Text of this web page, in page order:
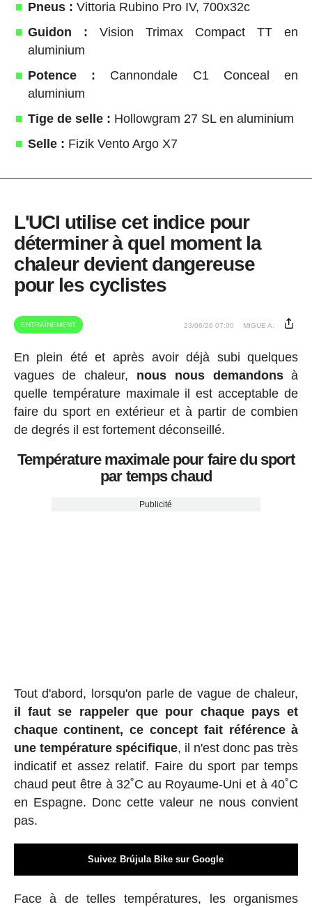
Pneus : Vittoria Rubino Pro IV, 700x32c
Guidon : Vision Trimax Compact TT en
aluminium
Potence : Cannondale C1 Conceal en
aluminium
Tige de selle : Hollowgram 27 SL en aluminium
Selle : Fizik Vento Argo X7
L'UCI utilise cet indice pour
déterminer à quel moment la
chaleur devient dangereuse
pour les cyclistes
ENTRAÎNEMENT 23/06/26 07:00 MIGUE A.
En plein été et après avoir déjà subi quelques
vagues de chaleur, nous nous demandonsà
quelle température maximale il est acceptable de
faire du sport en extérieur et à partir de combien
de degrés il est fortement déconseillé.
Température maximale pour faire du sport
par temps chaud
Publicité
Tout d'abord, lorsqu'on parle de vague de chaleur,
il faut se rappeler que pour chaque pays et
chaque continent, ce concept fait référence à
une température spécifique, il n'est donc pas très
indicatif et assez relatif. Faire du sport par temps
chaud peut être à 32˚C au Royaume-Uni et à 40˚C
en Espagne. Donc cette valeur ne nous convient
pas.
Suivez Brújula Bike sur Google
Face à de telles températures, les organismes